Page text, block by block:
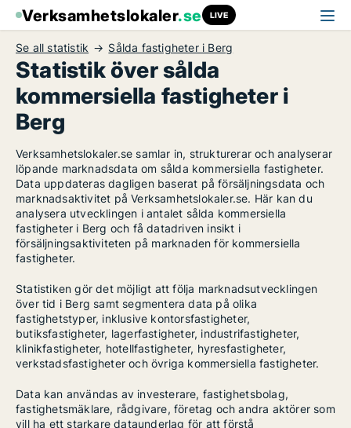
Verksamhetslokaler.se LIVE
Se all statistik Sålda fastigheter i Berg
Statistik över sålda
kommersiella fastigheter i
Berg
Verksamhetslokaler.se samlar in, strukturerar och analyserar
löpande marknadsdata om sålda kommersiella fastigheter.
Data uppdateras dagligen baserat på försäljningsdata och
marknadsaktivitet på Verksamhetslokaler.se. Här kan du
analysera utvecklingen i antalet sålda kommersiella
fastigheter i Berg och få datadriven insikt i
försäljningsaktiviteten på marknaden för kommersiella
fastigheter.
Statistiken gör det möjligt att följa marknadsutvecklingen
över tid i Berg samt segmentera data på olika
fastighetstyper, inklusive kontorsfastigheter,
butiksfastigheter, lagerfastigheter, industrifastigheter,
klinikfastigheter, hotellfastigheter, hyresfastigheter,
verkstadsfastigheter och övriga kommersiella fastigheter.
Data kan användas av investerare, fastighetsbolag,
fastighetsmäklare, rådgivare, företag och andra aktörer som
vill ha ett starkare dataunderlag för att förstå